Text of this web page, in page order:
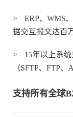
>
ERP、WMS
据交互报文达百
>
15年以上系
（SFTP、FTP
支持所有全球